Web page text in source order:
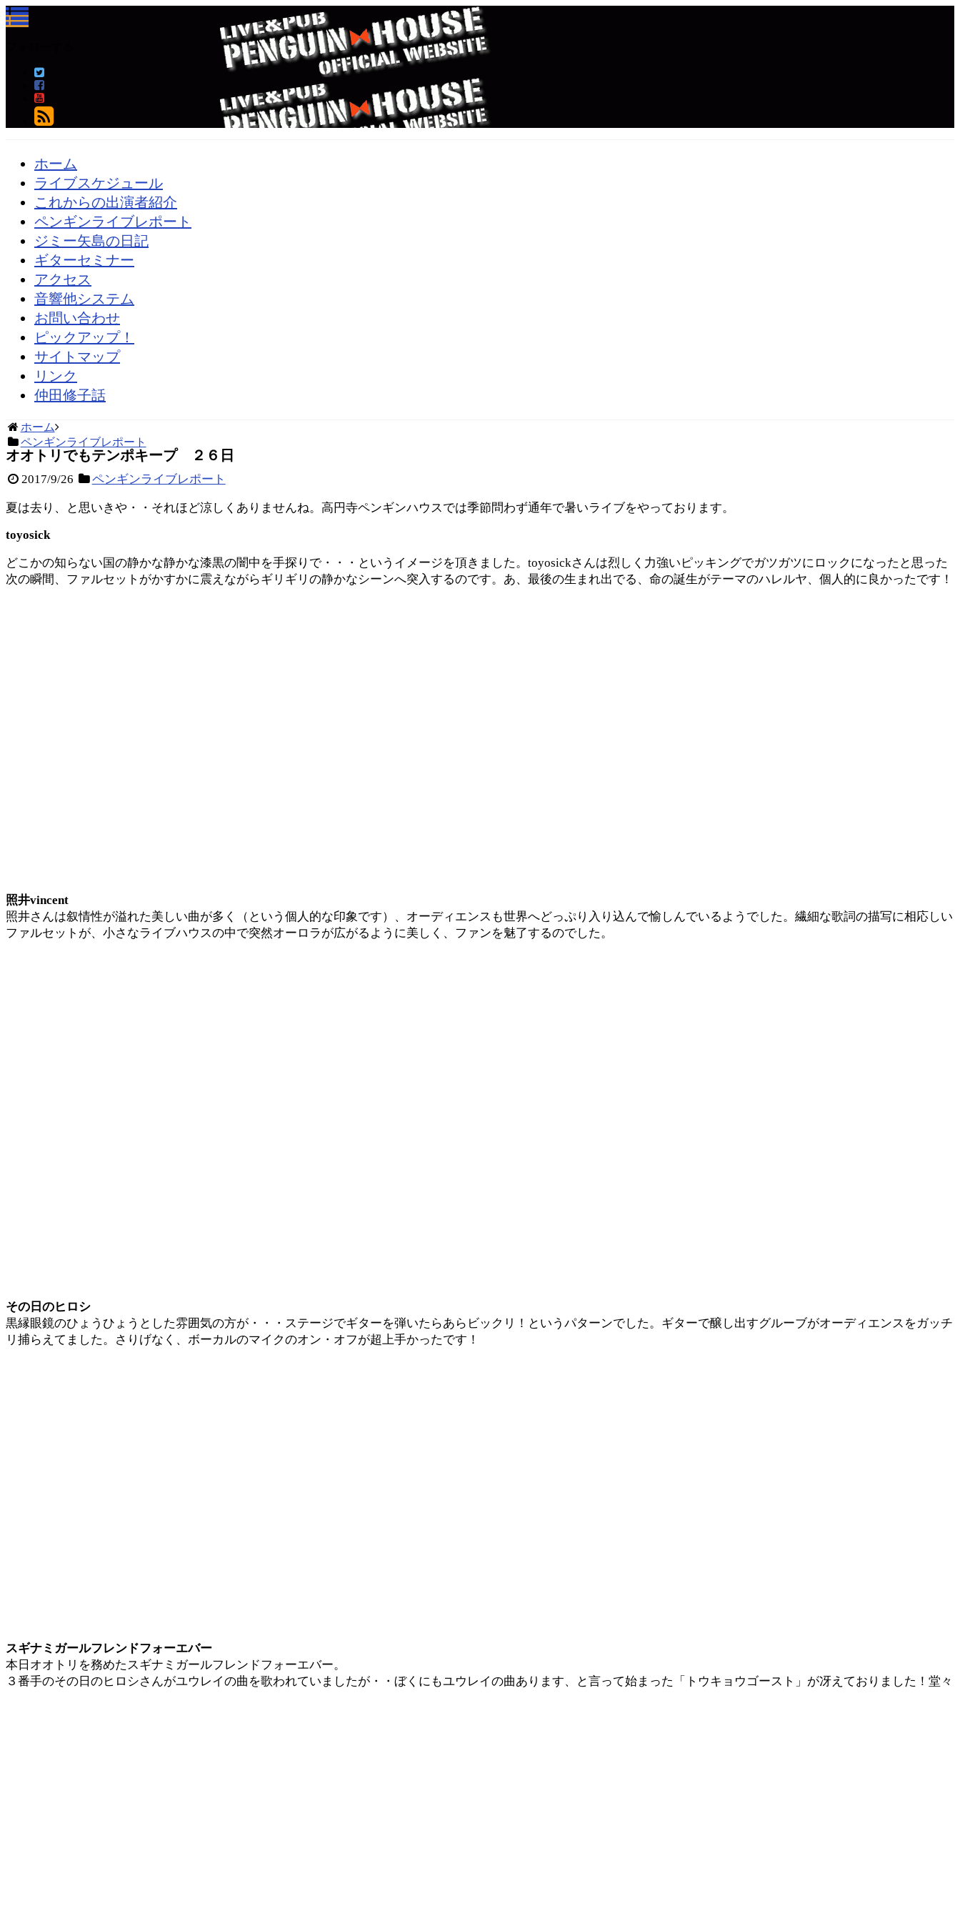
ホーム
ライブスケジュール
これからの出演者紹介
ペンギンライブレポート
ジミー矢島の日記
ギターセミナー
アクセス
音響他システム
お問い合わせ
ピックアップ！
サイトマップ
リンク
仲田修子話
ホーム
ペンギンライブレポート
オオトリでもテンポキープ ２６日
2017/9/26 ペンギンライブレポート
夏は去り、と思いきや・・それほど涼しくありませんね。高円寺ペンギンハウスでは季節問わず通年で暑いライブをやっております。
toyosick
どこかの知らない国の静かな静かな漆黒の闇中を手探りで・・・というイメージを頂きました。toyosickさんは烈しく力強いピッキングでガツガツにロックになったと思った
次の瞬間、ファルセットがかすかに震えながらギリギリの静かなシーンへ突入するのです。あ、最後の生まれ出でる、命の誕生がテーマのハレルヤ、個人的に良かったです！
照井vincent
照井さんは叙情性が溢れた美しい曲が多く（という個人的な印象です）、オーディエンスも世界へどっぷり入り込んで愉しんでいるようでした。繊細な歌詞の描写に相応しい
ファルセットが、小さなライブハウスの中で突然オーロラが広がるように美しく、ファンを魅了するのでした。
その日のヒロシ
黒縁眼鏡のひょうひょうとした雰囲気の方が・・・ステージでギターを弾いたらあらビックリ！というパターンでした。ギターで醸し出すグルーブがオーディエンスをガッチ
リ捕らえてました。さりげなく、ボーカルのマイクのオン・オフが超上手かったです！
スギナミガールフレンドフォーエバー
本日オオトリを務めたスギナミガールフレンドフォーエバー。
３番手のその日のヒロシさんがユウレイの曲を歌われていましたが・・ぼくにもユウレイの曲あります、と言って始まった「トウキョウゴースト」が冴えておりました！堂々